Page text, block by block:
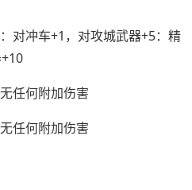
对冲车+1，对攻城武器+5：精
任何附加伤害
任何附加伤害